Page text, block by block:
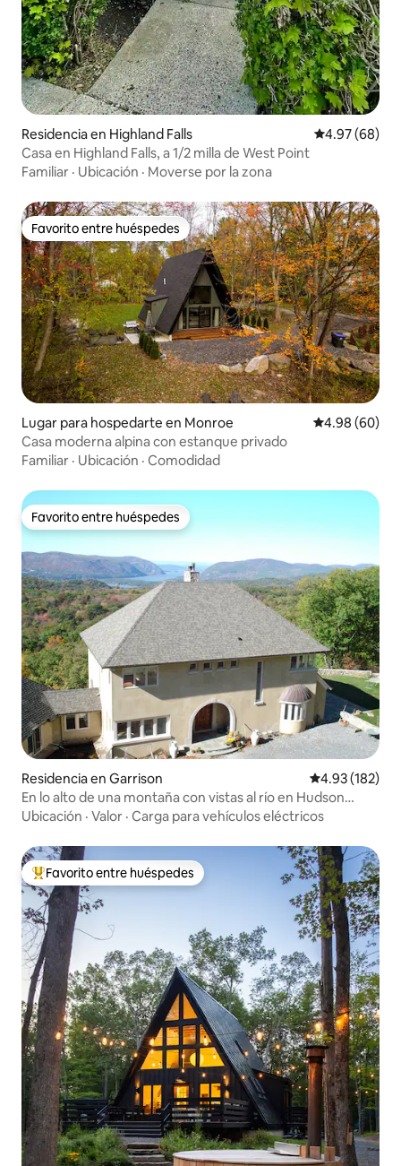
Residencia en Highland Falls Calificación
4.97 (68)
Casa en Highland Falls, a 1/2 milla de West Point
Familiar · Ubicación · Moverse por la zona
Favorito entre huéspedes
Favorito entre huéspedes
Lugar para hospedarte en Monroe Calificación
4.98 (60)
Casa moderna alpina con estanque privado
Familiar · Ubicación · Comodidad
Favorito entre huéspedes
Favorito entre huéspedes
Residencia en Garrison Calificación
4.93 (182)
En lo alto de una montaña con vistas al río en Hudson
Valley
Ubicación · Valor · Carga para vehículos eléctricos
De los mejores en Favorito entre huéspedes
Favorito entre huéspedes